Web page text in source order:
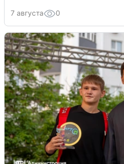
7 августа 0